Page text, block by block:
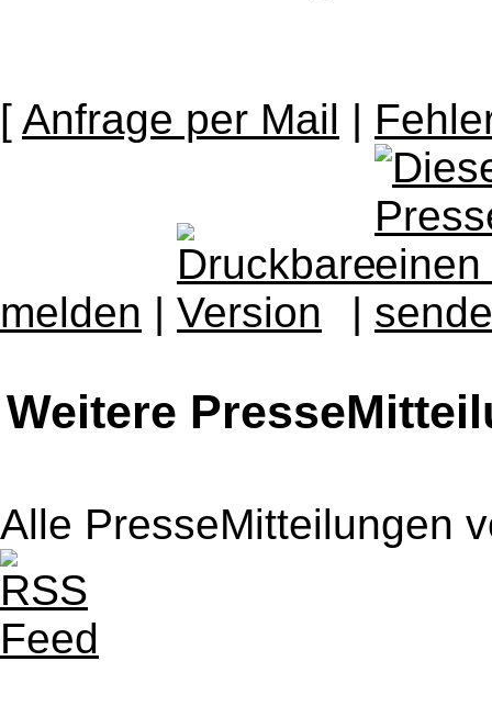
[ Anfrage per Mail |
melden | |
Weitere
Alle PresseMitteilungen